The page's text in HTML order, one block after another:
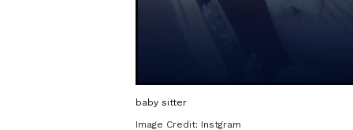
baby sitter
Image Credit: Instgram